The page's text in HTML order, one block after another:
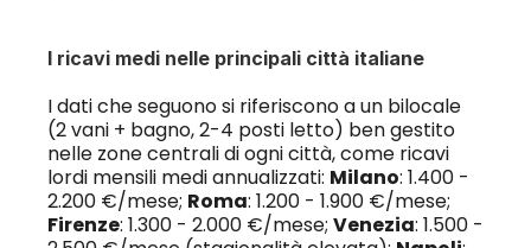
I ricavi medi nelle principali città italiane
I dati che seguono si riferiscono a un bilocale
(2 vani + bagno, 2-4 posti letto) ben gestito
nelle zone centrali di ogni città, come ricavi
lordi mensili medi annualizzati: Milano: 1.400 -
2.200 €/mese; Roma
Firenze: 1.300 - 2.000 €/mese; Venezia: 1.500 -